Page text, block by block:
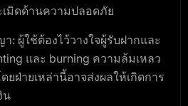
มิดด้านความปลอดภัย
า: ผู้ใช้ต้องไว้วางใจผู้รับฝากและ
และ burning ความล้มเหลว
ยฝ่ายเหล่านี้อาจส่งผลให้เกิดการ
น